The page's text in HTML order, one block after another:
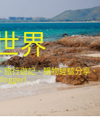
界
旅行遊記、購物經驗分享．